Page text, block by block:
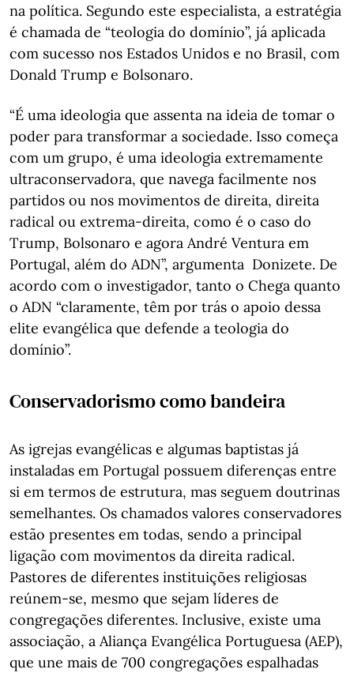
na política. Segundo este especialista, a estratégia
é chamada de “teologia do domínio”, já aplicada
com sucesso nos Estados Unidos e no Brasil, com
Donald Trump e Bolsonaro.
“É uma ideologia que assenta na ideia de tomar o
poder para transformar a sociedade. Isso começa
com um grupo, é uma ideologia extremamente
ultraconservadora, que navega facilmente nos
partidos ou nos movimentos de direita, direita
radical ou extrema-direita, como é o caso do
Trump, Bolsonaro e agora André Ventura em
Portugal, além do ADN”, argumenta Donizete. De
acordo com o investigador, tanto o Chega quanto
o ADN “claramente, têm por trás o apoio dessa
elite evangélica que defende a teologia do
domínio”.
Conservadorismo como bandeira
As igrejas evangélicas e algumas baptistas já
instaladas em Portugal possuem diferenças entre
si em termos de estrutura, mas seguem doutrinas
semelhantes. Os chamados valores conservadores
estão presentes em todas, sendo a principal
ligação com movimentos da direita radical.
Pastores de diferentes instituições religiosas
reúnem-se, mesmo que sejam líderes de
congregações diferentes. Inclusive, existe uma
associação, a Aliança Evangélica Portuguesa (AEP),
que une mais de 700 congregações espalhadas